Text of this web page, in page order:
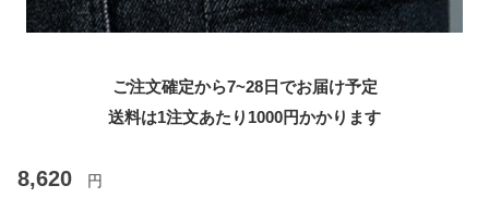
ご注文確定から7~28日でお届け予定
送料は1注文あたり 1000円かかります
8,620 円